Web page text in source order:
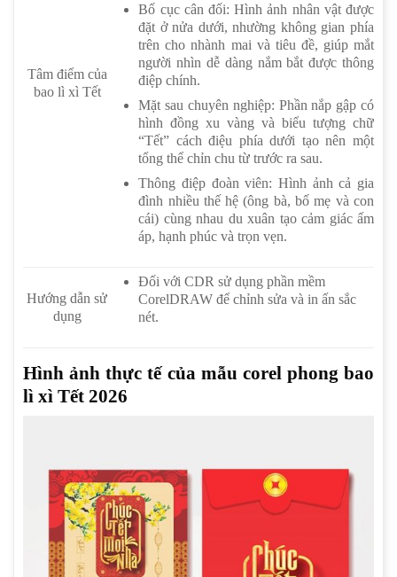
Tâm điểm của
bao lì xì Tết
Bố cục cân đối: Hình ảnh nhân vật được
đặt ở nửa dưới, nhường không gian phía
trên cho nhành mai và tiêu đề, giúp mắt
người nhìn dễ dàng nắm bắt được thông
điệp chính.
Mặt sau chuyên nghiệp: Phần nắp gập có
hình đồng xu vàng và biểu tượng chữ
“Tết” cách điệu phía dưới tạo nên một
tổng thể chỉn chu từ trước ra sau.
Thông điệp đoàn viên: Hình ảnh cả gia
đình nhiều thế hệ (ông bà, bố mẹ và con
cái) cùng nhau du xuân tạo cảm giác ấm
áp, hạnh phúc và trọn vẹn.
Hướng dẫn sử
dụng
Đối với CDR sử dụng phần mềm
CorelDRAW để chỉnh sửa và in ấn sắc
nét.
Hình ảnh thực tế của mẫu corel phong bao
lì xì Tết 2026